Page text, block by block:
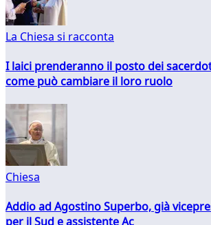
La Chiesa si racconta
I laici prenderanno il posto dei
come può cambiare il loro ruolo
Chiesa
Addio ad Agostino Superbo, già
per il Sud e assistente Ac